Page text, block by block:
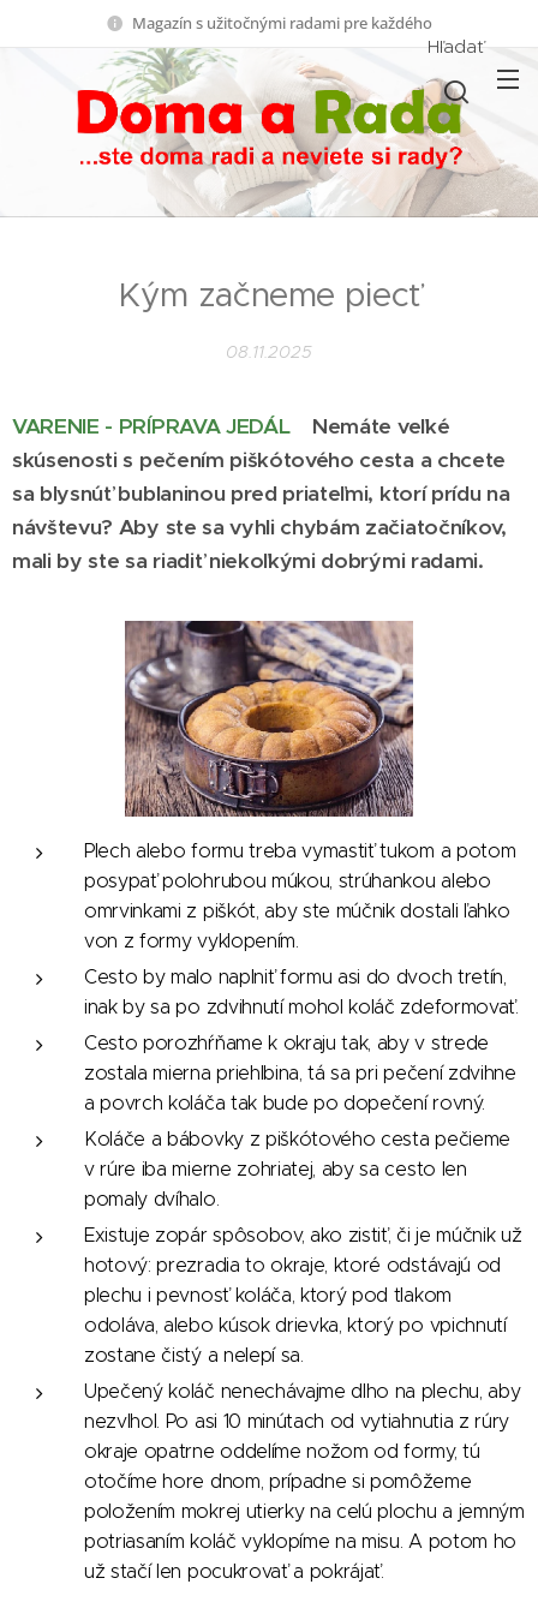
Magazín s užitočnými radami pre každého
Hľadať
Kým začneme piecť
08.11.2025
VARENIE - PRÍPRAVA JEDÁL
Nemáte veľké
skúsenosti s pečením piškótového cesta a chcete
sa blysnúť bublaninou pred priateľmi, ktorí prídu na
návštevu? Aby ste sa vyhli chybám začiatočníkov,
mali by ste sa riadiť niekoľkými dobrými radami.
Plech alebo formu treba vymastiť tukom a potom
posypať polohrubou múkou, strúhankou alebo
omrvinkami z piškót, aby ste múčnik dostali ľahko
von z formy vyklopením.
Cesto by malo naplniť formu asi do dvoch tretín,
inak by sa po zdvihnutí mohol koláč zdeformovať.
Cesto porozhŕňame k okraju tak, aby v strede
zostala mierna priehlbina, tá sa pri pečení zdvihne
a povrch koláča tak bude po dopečení rovný.
Koláče a bábovky z piškótového cesta pečieme
v rúre iba mierne zohriatej, aby sa cesto len
pomaly dvíhalo.
Existuje zopár spôsobov, ako zistiť, či je múčnik už
hotový: prezradia to okraje, ktoré odstávajú od
plechu i pevnosť koláča, ktorý pod tlakom
odoláva, alebo kúsok drievka, ktorý po vpichnutí
zostane čistý a nelepí sa.
Upečený koláč nenechávajme dlho na plechu, aby
nezvlhol. Po asi 10 minútach od vytiahnutia z rúry
okraje opatrne oddelíme nožom od formy, tú
otočíme hore dnom, prípadne si pomôžeme
položením mokrej utierky na celú plochu a jemným
potriasaním koláč vyklopíme na misu. A potom ho
už stačí len pocukrovať a pokrájať.